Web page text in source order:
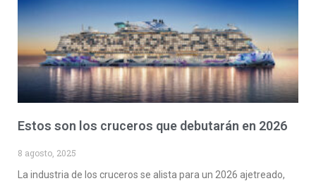
Estos son los cruceros que debutarán en 2026
8 agosto, 2025
La industria de los cruceros se alista para un 2026 ajetreado,